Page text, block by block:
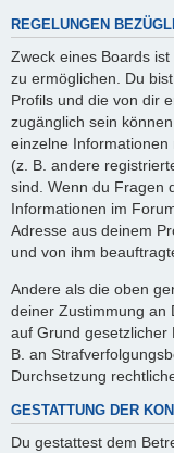
REGELUNGEN
Zweck eines Boards
zu ermöglichen. Du
Profils und die von dir
zugänglich sein
einzelne
(z. B. andere
sind. Wenn du Fragen
Informationen im
Adresse aus deinem
und von ihm
Andere als die oben
deiner Zustimmung an
auf Grund gesetzlicher
B. an
Durchsetzung
GESTATTUNG DER
Du gestattest dem